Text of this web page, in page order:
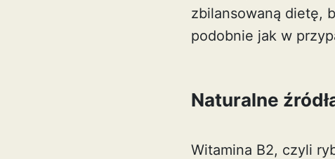
zbilansowaną dietę,
podobnie jak w
Naturalne
Witamina B2, czyli